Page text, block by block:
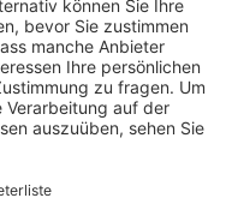
– das andere